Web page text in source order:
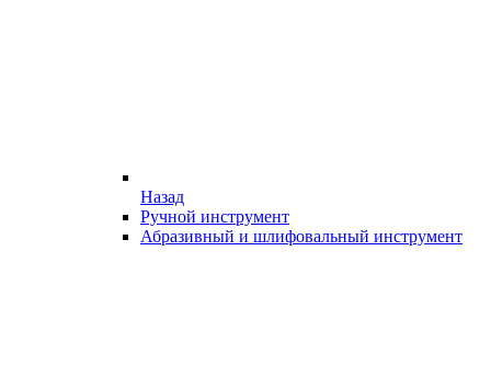
Назад
Ручной инструмент
Абразивный и шлифовальный инструмент